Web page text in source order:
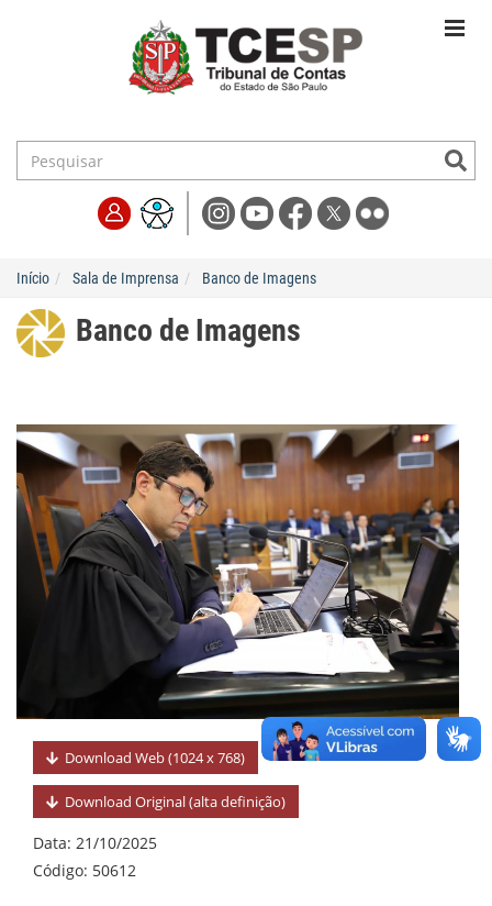
Início Sala de Imprensa Banco de Imagens
Banco de Imagens
Download Web (1024 x 768)
Download Original (alta definição)
Data: 21/10/2025
Código: 50612